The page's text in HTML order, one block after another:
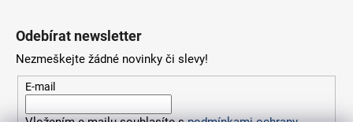
Odebírat newsletter
Nezmeškejte žádné novinky či slevy!
E-mail